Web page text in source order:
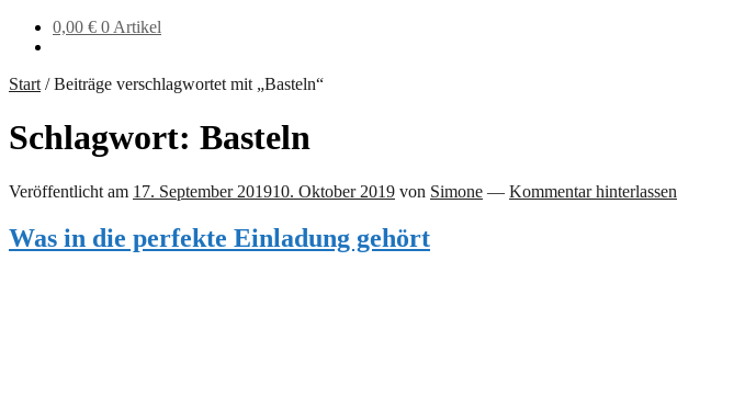
0,00 € 0 Artikel
Start /Beiträge verschlagwortet mit „Basteln“
Schlagwort: Basteln
Veröffentlicht am 17. September 201910. Oktober 2019 von Simone — Kommentar hinterlassen
Was in die perfekte Einladung gehört